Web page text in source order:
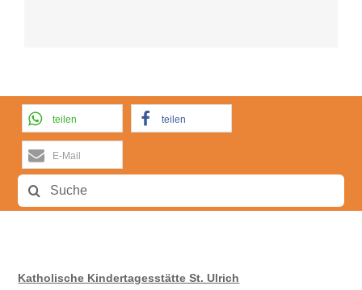
teilen teilen
E-Mail
Suche
nach:
Katholische Kindertagesstätte St. Ulrich